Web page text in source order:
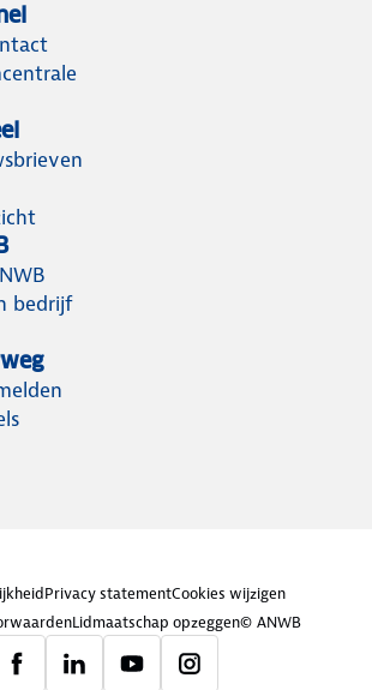
bedrijf
Privacy statementCookies wijzigen
Lidmaatschap opzeggen© ANWB